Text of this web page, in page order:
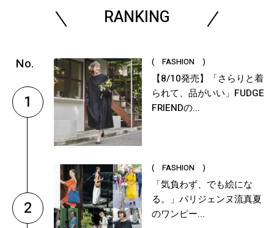
RANKING
1
( FASHION )
【8/10発売】「さらりと着
られて、品がいい」FUDGE
FRIENDの...
2
( FASHION )
「気負わず、でも絵にな
る。」パリジェンヌ流真夏
のワンピー...